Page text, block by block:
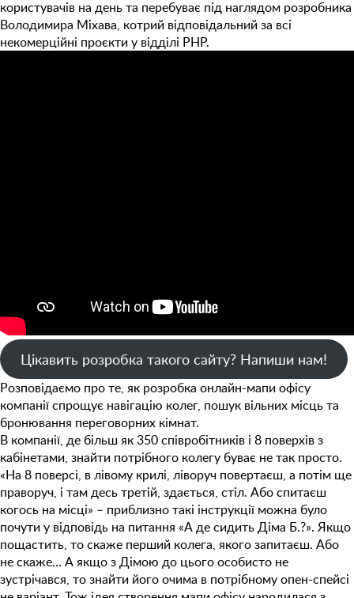
користувачів на день та перебуває під наглядом розробника
Володимира Міхава, котрий відповідальний за всі
некомерційні проєкти у відділі PHP.
Цікавить розробка такого сайту? Напиши нам!
Розповідаємо про те, як розробка онлайн-мапи офісу
компанії спрощує навігацію колег, пошук вільних місць та
бронювання переговорних кімнат.
В компанії, де більш як 350 співробітників і 8 поверхів з
кабінетами, знайти потрібного колегу буває не так просто.
«На 8 поверсі, в лівому крилі, ліворуч повертаєш, а потім ще
праворуч, і там десь третій, здається, стіл. Або спитаєш
когось на місці» – приблизно такі інструкції можна було
почути у відповідь на питання «А де сидить Діма Б.?». Якщо
пощастить, то скаже перший колега, якого запитаєш. Або
не скаже… А якщо з Дімою до цього особисто не
зустрічався, то знайти його очима в потрібному опен-спейсі